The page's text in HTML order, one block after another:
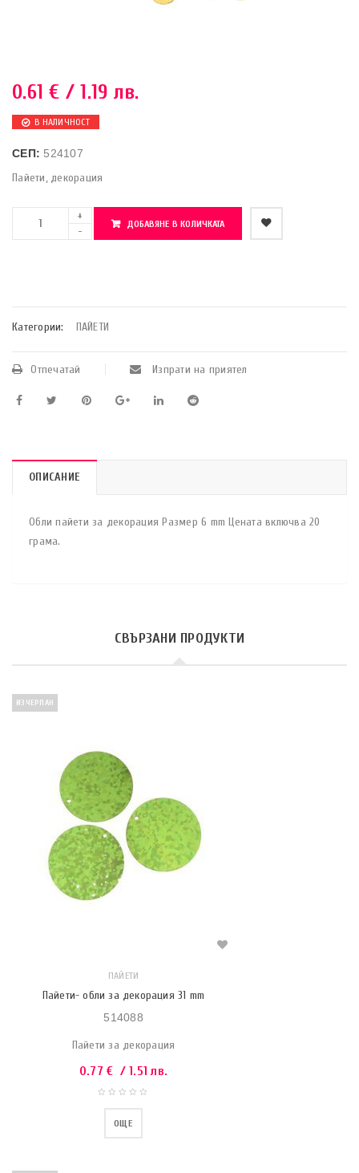
0.61€ / 1.19 лв.
В НАЛИЧНОСТ
СЕП: 524107
Пайети, декорация
ДОБАВЯНЕ В КОЛИЧКАТА
Категории: ПАЙЕТИ
Отпечатай Изпрати на приятел
ОПИСАНИЕ
Обли пайети за декорация Размер 6 mm Цената включва 20
грама.
СВЪРЗАНИ ПРОДУКТИ
ИЗЧЕРПАН
ПАЙЕТИ
Пайети- обли за декорация 31 mm
514088
Пайети за декорация
0.77€ / 1.51 лв.
ОЩЕ